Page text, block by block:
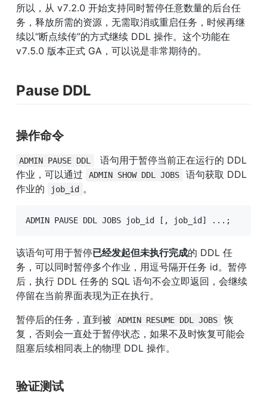
所以，从 v7.2.0 开始支持同时暂停任意数量的后台任
务，释放所需的资源，无需取消或重启任务，时候再继
续以“断点续传”的方式继续 DDL 操作。这个功能在
v7.5.0 版本正式 GA，可以说是非常期待的。
Pause DDL
操作命令
ADMIN PAUSE DDL
语句用于暂停当前正在运行的 DDL
作业，可以通过
ADMIN SHOW DDL JOBS
语句获取 DDL
作业的
job_id 。
ADMIN PAUSE DDL JOBS job_id [, job_id] ...;
该语句可用于暂停已经发起但未执行完成的 DDL 任
务，可以同时暂停多个作业，用逗号隔开任务 id。暂停
后，执行 DDL 任务的 SQL 语句不会立即返回，会继续
停留在当前界面表现为正在执行。
暂停后的任务，直到被
ADMIN RESUME DDL JOBS
恢
复，否则会一直处于暂停状态，如果不及时恢复可能会
阻塞后续相同表上的物理 DDL 操作。
验证测试